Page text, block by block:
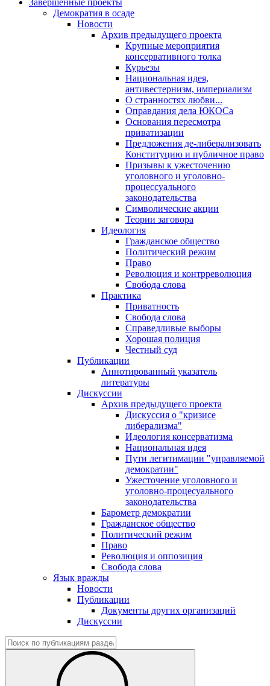
Завершенные проекты
Демократия в осаде
Новости
Архив предыдущего проекта
Крупные мероприятия
консервативного толка
Курьезы
Национальная идея,
антивестернизм, империализм
О странностях любви...
Оправдания дела ЮКОСа
Основания пересмотра
приватизации
Предложения де-либерализовать
Конституцию и публичное право
Призывы к ужесточению
уголовного и уголовно-
процессуального
законодательства
Символические акции
Теории заговора
Идеология
Гражданское общество
Политический режим
Право
Революция и контрреволюция
Свобода слова
Практика
Приватность
Свобода слова
Справедливые выборы
Хорошая полиция
Честный суд
Публикации
Аннотированный указатель
литературы
Дискуссии
Архив предыдущего проекта
Дискуссия о "кризисе
либерализма"
Идеология консерватизма
Национальная идея
Пути легитимации "управляемой
демократии"
Ужесточение уголовного и
уголовно-процесуального
законодательства
Барометр демократии
Гражданское общество
Политический режим
Право
Революция и оппозиция
Свобода слова
Язык вражды
Новости
Публикации
Документы других организаций
Дискуссии